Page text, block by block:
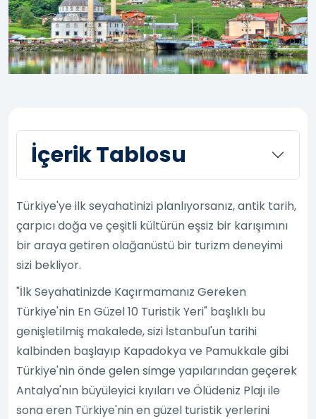
İçerik Tablosu
Türkiye'ye ilk seyahatinizi planlıyorsanız, antik tarih,
çarpıcı doğa ve çeşitli kültürün eşsiz bir karışımını
bir araya getiren olağanüstü bir turizm deneyimi
sizi bekliyor.
"İlk Seyahatinizde Kaçırmamanız Gereken
Türkiye'nin En Güzel 10 Turistik Yeri" başlıklı bu
genişletilmiş makalede, sizi İstanbul'un tarihi
kalbinden başlayıp Kapadokya ve Pamukkale gibi
Türkiye'nin önde gelen simge yapılarından geçerek
Antalya'nın büyüleyici kıyıları ve Ölüdeniz Plajı ile
sona eren Türkiye'nin en güzel turistik yerlerini